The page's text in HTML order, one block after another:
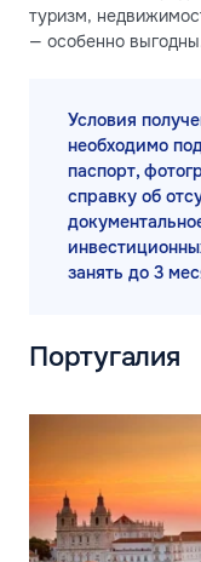
туризм,
— особенно
Условия
необходимо
паспорт,
справку об
занять до 3
Португалия